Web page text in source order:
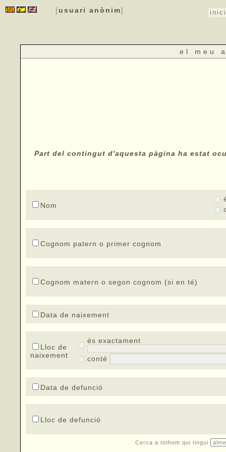
[ usuari anònim] inici
el meu
Part del contingut d'aquesta pàgina ha estat
Nom
Cognom patern o primer cognom
Cognom matern o segon cognom (si en té)
Data de naixement
Lloc de
naixement
és exactament
conté
Data de defunció
Lloc de defunció
Cerca a tothom qui tingui